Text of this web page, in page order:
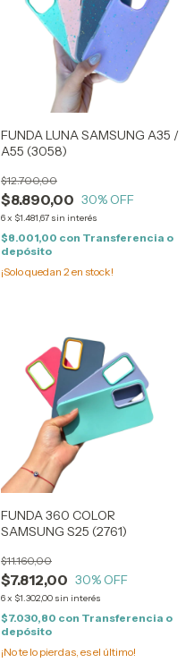
FUNDA LUNA SAMSUNG A35 /
A55 (3058)
$8.890,00
$12.700,00
30% OFF
6x $1.481,67 sin interés
$8.001,00 con Transferencia o
depósito
¡Solo quedan 2en stock!
FUNDA 360 COLOR
SAMSUNG S25 (2761)
$7.812,00
$11.160,00
30% OFF
6x $1.302,00 sin interés
$7.030,80 con Transferencia o
depósito
¡No te lo pierdas, es el último!